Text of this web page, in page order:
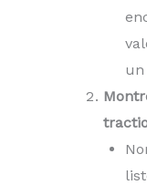
un